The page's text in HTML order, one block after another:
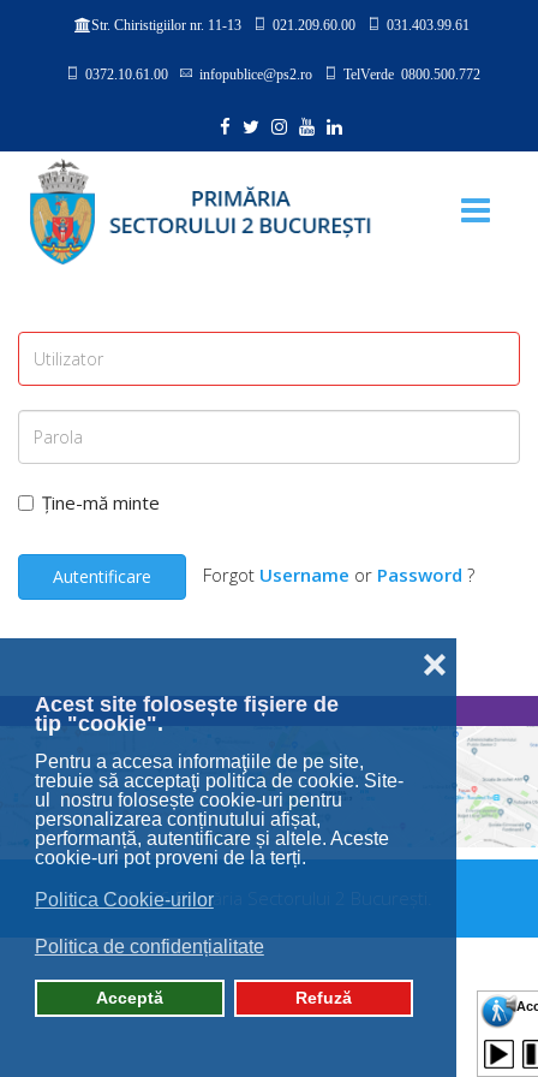
Acest site folosește fișiere de
tip "cookie".
Pentru a accesa informaţiile de pe site,
trebuie să acceptaţi politica de cookie. Site-
ul nostru folosește cookie-uri pentru
personalizarea conținutului afișat,
performanță, autentificare și altele. Aceste
cookie-uri pot proveni de la terți.
Politica Cookie-urilor
Politica de confidențialitate
Acceptă Refuză
❌
Str. Chiristigiilor nr. 11-13 021.209.60.00 031.403.99.61
0372.10.61.00 infopublice@ps2.ro TelVerde 0800.500.772
Ține-mă minte
Autentificare Forgot Username or Password ?
© 2026 Primăria Sectorului 2 București.